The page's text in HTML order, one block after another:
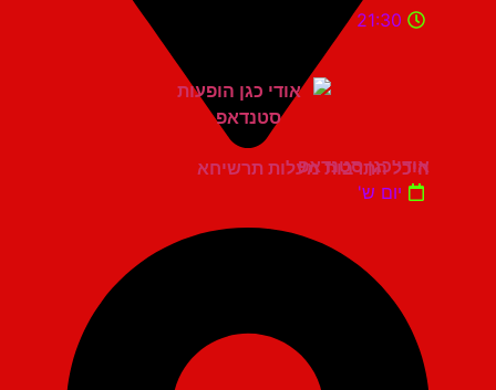
היכל התרבות מעלות תרשיחא
21:30
אודי כגן סטנדאפ
יום ש'